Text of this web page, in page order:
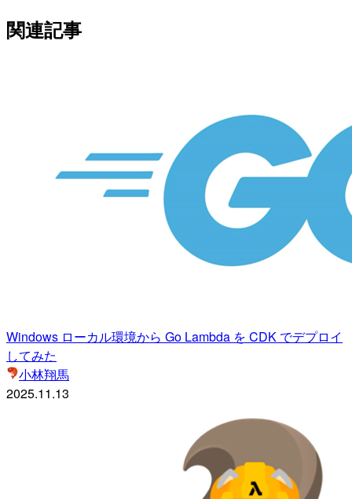
関連記事
Windows ローカル環境から Go Lambda を CDK でデプロイ
してみた
小林翔馬
2025.11.13